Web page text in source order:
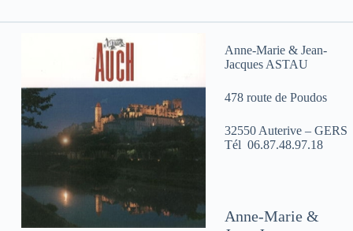
Anne-Marie & Jean-
Jacques ASTAU
478 route de Poudos
32550 Auterive – GERS
Tél 06.87.48.97.18
Anne-Marie &